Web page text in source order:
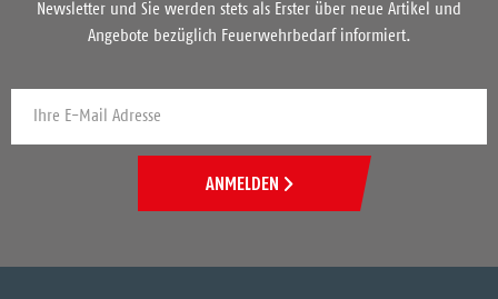
Newsletter und Sie werden stets als Erster über neue Artikel und
Angebote bezüglich Feuerwehrbedarf informiert.
ANMELDEN